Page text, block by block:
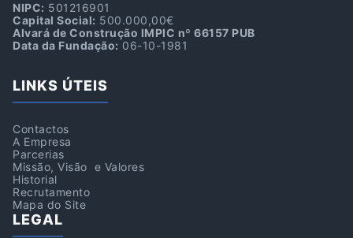
NIPC: 501216901
Capital Social: 500.000,00€
Alvará de Construção IMPIC nº 66157 PUB
Data da Fundação: 06-10-1981
LINKS ÚTEIS
Contactos
A Empresa
Parcerias
Missão, Visão e Valores
Historial
Recrutamento
Mapa do Site
LEGAL